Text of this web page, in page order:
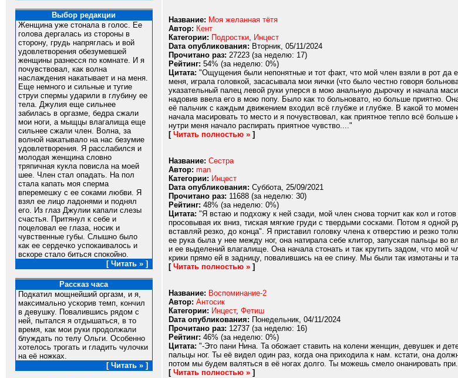
Выбор редакции
Женщина уже стонала в голос. Ее
голова дергалась из стороны в
сторону, грудь напряглась и вой
удовлетворения обезумевшей
женщины разнесся по комнате. И я
почувствовал, как волна
наслаждения накатывает и на меня.
Еще немного и сильные и тугие
струи спермы ударили в глубину ее
тела. Джулия еще сильнее
забилась в оргазме, бедра сжали
мои ноги, а мыщцы влагалища еще
сильнее сжали член. Волна, за
волной накатывало на нас безумие
удовлетворения. Я расслабился и
молодая женщина словно
тряпичная кукла повисла на моей
шее. Член стал опадать. На пол
стала капать моя сперма
вперемешку с ее соками любви. Я
взял ее лицо ладонями и поднял
его. Из глаз Джулии капали слезы
счастья. Притянул к себе и
поцеловал ее глаза, носик и
чувственные губы. Слышно было
как ее сердечко успокаивалось и
вскоре стало биться спокойно.
[ Читать » ]
Рассказ часа
Подкатил мощнейший оргазм, и я,
максимально ускорив темп, кончил
в девушку. Повалившись рядом с
ней, пытался я отдышаться, в то
время, как мои руки продолжали
блуждать по телу Ольги. Особенно
хотелось трогать и гладить чулочки
на её ножках.
[ Читать » ]
Название: Моя желанная тётя
Автор: Кент
Категории: Подростки, Инцест
Dата опубликования: Вторник, 05/11/2024
Прочитано раз: 27223 (за неделю: 17)
Рейтинг: 54% (за неделю: 0%)
Цитата: "Ощущения были непонятные и тот факт, что мой член взяли в рот
меня, играла головкой, засасывала мои яички (что было честно говоря
указательный палец левой руки уперся в мою анальную дырочку и начала
надовив ввела его в мою попу. Было как то больновато, но больше приятно.
её пальчик с каждым движением входил всё глубже и глубже. В какой то
начала масировать то место и я почувствовал, как приятное тепло всё
нутри меня начало распирать приятное чувство...."
[ Читать полностью » ]
Название: Сестра
Автор: man
Категории: Инцест
Dата опубликования: Суббота, 25/09/2021
Прочитано раз: 11688 (за неделю: 30)
Рейтинг: 48% (за неделю: 0%)
Цитата: "Я встаю и подхожу к ней сзади, мой член снова торчит как кол и
просовывая их вниз, тиская мягкие груди с твердыми сосками. Потом я одной
вставляй резко, до конца". Я приставил головку члена к отверстию и резко
ее рука была у нее между ног, она натирала себе клитор, запуская пальцы
и ее выделений влагалище. Она начала стонать и так крутить задом, что мой
крики прямо ей в задницу, повалившись на ее спину. Мы были так измотаны и
[ Читать полностью » ]
Название: Воспоминание-2
Автор: Антосик
Категории: Инцест, Фетиш
Dата опубликования: Понедельник, 04/11/2024
Прочитано раз: 12737 (за неделю: 16)
Рейтинг: 46% (за неделю: 0%)
Цитата: "-Это пани Нина. Та обожает ставить на колени женщин, девушек и
пальцы ног. Ты её видел один раз, когда она приходила к нам. кстати, она
потом мы будем валяться в её ногах долго. Ты можешь смело онанировать
[ Читать полностью » ]